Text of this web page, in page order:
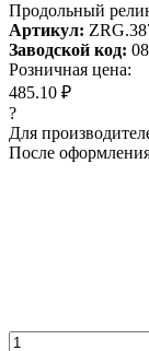
Продольный
Артикул:
Заводской код:
Розничная цена:
485.10 ₽
?
Для
После оформления